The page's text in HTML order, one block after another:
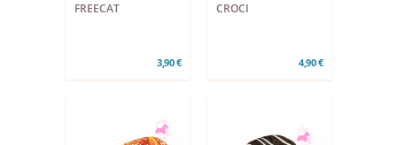
FREECAT
3,90 €
CROCI
4,90 €